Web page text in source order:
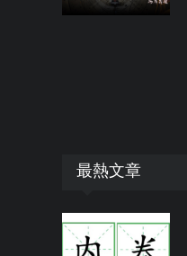
最熱文章